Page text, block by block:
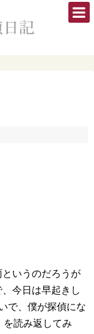
いうのだろうが
今日は早起きし
で、僕が探偵にな
を読み返してみ